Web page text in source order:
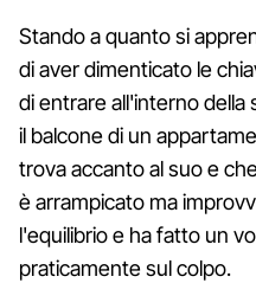
Stando a quanto si
di aver dimenticato le
di entrare all'interno della
il balcone di un
trova accanto al suo e
è arrampicato ma
l'equilibrio e ha fatto un
praticamente sul colpo.